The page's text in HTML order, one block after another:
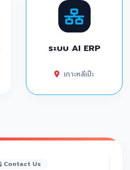
ระบบ AI ERP
เกาะหลีเป๊ะ
Contact Us